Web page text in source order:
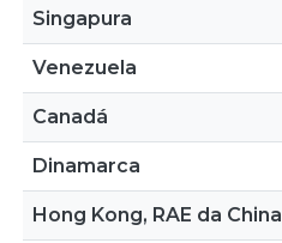
Singapura
Venezuela
Canadá
Dinamarca
Hong Kong, RAE da China